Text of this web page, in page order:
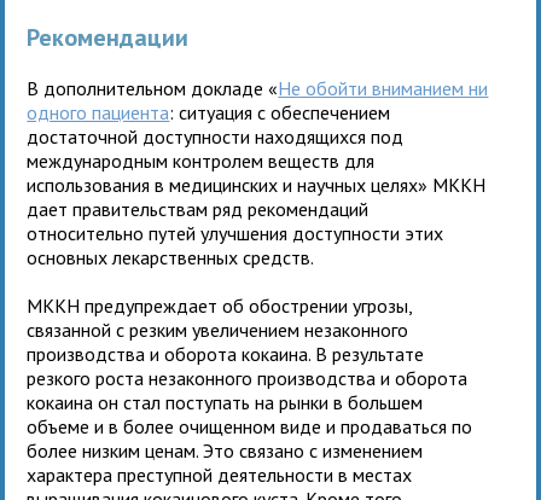
Рекомендации
В дополнительном докладе «Не обойти вниманием ни
одного пациента: ситуация с обеспечением
достаточной доступности находящихся под
международным контролем веществ для
использования в медицинских и научных целях» МККН
дает правительствам ряд рекомендаций
относительно путей улучшения доступности этих
основных лекарственных средств.
МККН предупреждает об обострении угрозы,
связанной с резким увеличением незаконного
производства и оборота кокаина. В результате
резкого роста незаконного производства и оборота
кокаина он стал поступать на рынки в большем
объеме и в более очищенном виде и продаваться по
более низким ценам. Это связано с изменением
характера преступной деятельности в местах